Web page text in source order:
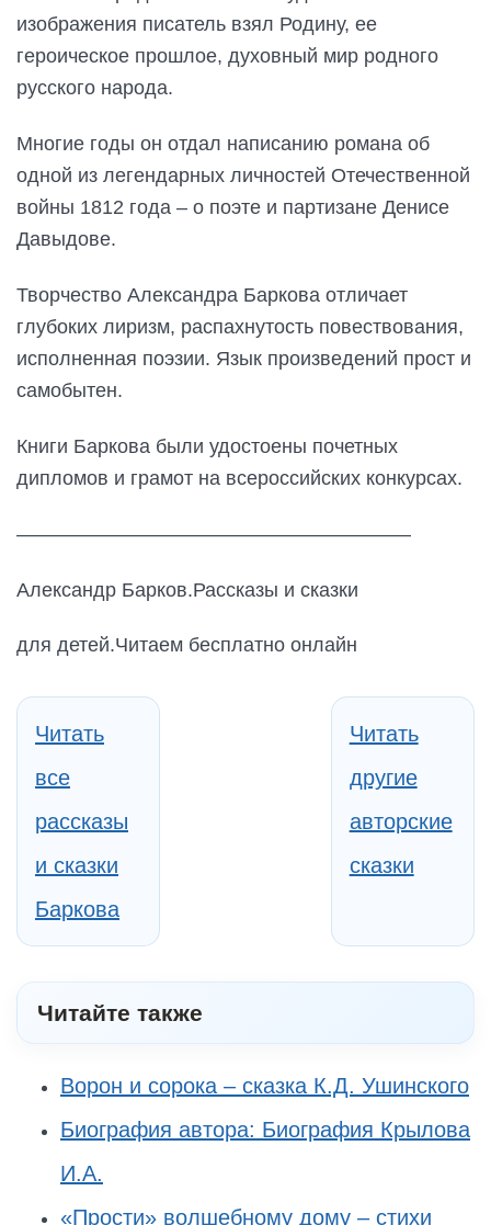
изображения писатель взял Родину, ее
героическое прошлое, духовный мир родного
русского народа.
Многие годы он отдал написанию романа об
одной из легендарных личностей Отечественной
войны 1812 года – о поэте и партизане Денисе
Давыдове.
Творчество Александра Баркова отличает
глубоких лиризм, распахнутость повествования,
исполненная поэзии. Язык произведений прост и
самобытен.
Книги Баркова были удостоены почетных
дипломов и грамот на всероссийских конкурсах.
————————————————————
Александр Барков.Рассказы и сказки
для детей.Читаем бесплатно онлайн
Читать
все
рассказы
и сказки
Баркова
Читать
другие
авторские
сказки
Читайте также
Ворон и сорока – сказка К.Д. Ушинского
Биография автора: Биография Крылова
И.А.
«Прости» волшебному дому – стихи